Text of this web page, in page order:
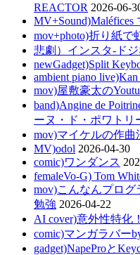
REACTOR 2026-06-
MV+Sound)Maléfices
mov+photo)折り紙
悲劇）インスタ-ド
newGadget)Split
ambient piano live)Kan
mov)屋敷豪太の
band)Angine de
ーヌ・ド・ポワトリ
mov)マイケルの作曲
MV)odol 2026-04-30
comic)ワンダンス
femaleVo-G) Tom
mov)こんなんプログ
勉強 2026-04-22
AI cover)意外性特化！
comic)マンガラバー
gadget)NapeProと